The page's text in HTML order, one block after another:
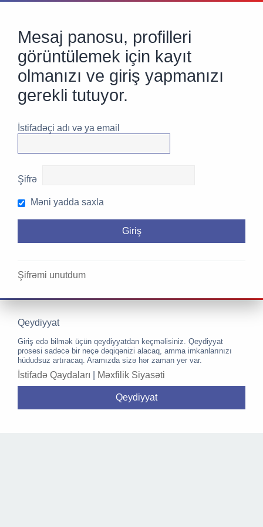
Mesaj panosu, profilleri
görüntülemek için kayıt
olmanızı ve giriş yapmanızı
gerekli tutuyor.
İstifadəçi adı və ya email
Şifrə
Məni yadda saxla
Şifrəmi unutdum
Qeydiyyat
Giriş edə bilmək üçün qeydiyyatdan keçməlisiniz. Qeydiyyat
prosesi sadəcə bir neçə dəqiqənizi alacaq, amma imkanlarınızı
hüdudsuz artıracaq. Aramızda sizə hər zaman yer var.
İstifadə Qaydaları Məxfilik Siyasəti
Qeydiyyat